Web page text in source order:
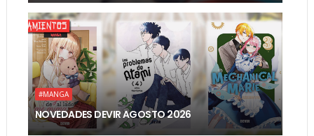
#MANGA
NOVEDADES DEVIR AGOSTO 2026